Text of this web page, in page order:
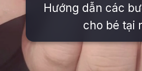
Hướng dẫn các
cho bé tại